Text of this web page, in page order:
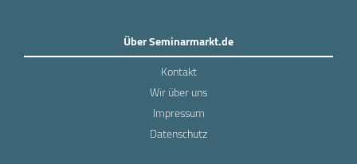
Über Seminarmarkt.de
Kontakt
Wir über uns
Impressum
Datenschutz